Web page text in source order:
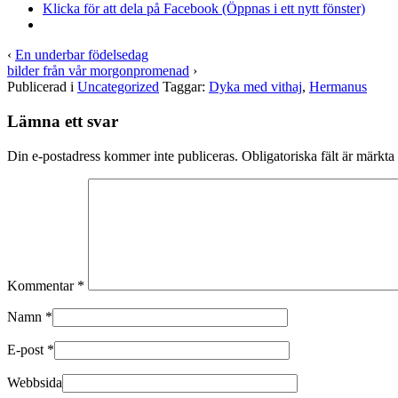
Klicka för att dela på Facebook (Öppnas i ett nytt fönster)
‹ En underbar födelsedag
bilder från vår morgonpromenad ›
Publicerad i Uncategorized Taggar: Dyka med vithaj, Hermanus
Lämna ett svar
Din e-postadress kommer inte publiceras. Obligatoriska fält är märkta
Kommentar *
Namn *
E-post *
Webbsida